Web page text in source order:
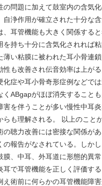
の問題に加えて鼓室内の含気
自浄作用が確立された十分な
、耳管機能も大きく関係する
を持ち十分に含気化されれば
薄い粘膜に被われた耳小骨連
性も改善され伝音効率は上が
化症や耳小骨奇形症例などで
ABgapがほぼ消失することも
害を伴うことが多い慢性中耳
らも理解される。 以上のこと
の聴力改善には密接な関係があ
の報告がなされている。しか
膜、中耳、外耳道に形態的異
耳で耳管機能を正しく評価す
え術前に何らかの耳管機能障